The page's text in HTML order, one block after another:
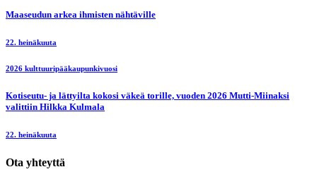
Maaseudun arkea ihmisten nähtäville
22. heinäkuuta
2026 kulttuuripääkaupunkivuosi
Kotiseutu- ja lättyilta kokosi väkeä torille, vuoden 2026 Mutti-Miinaksi
valittiin Hilkka Kulmala
22. heinäkuuta
Ota yhteyttä